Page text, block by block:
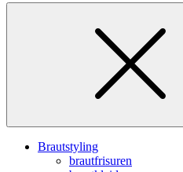
Brautstyling
brautfrisuren